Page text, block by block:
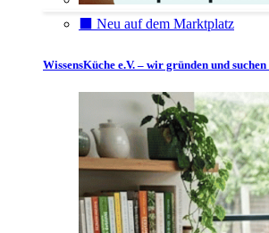
⬛️ Neu auf dem Marktplatz
WissensKüche e.V. – wir gründen und